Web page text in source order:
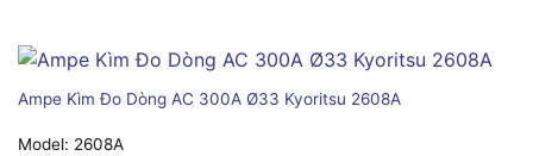
Ampe Kìm Đo Dòng AC 300A Ø33 Kyoritsu 2608A
Model: 2608A